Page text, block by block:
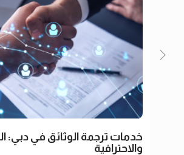
خدمات ترجمة الوثائق في دبي:
والاحترافية